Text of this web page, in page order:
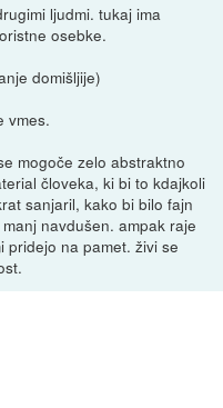
ljudmi. tukaj ima
osebke.
domišljije)
vmes.
mogoče zelo abstraktno
človeka, ki bi to kdajkoli
sanjaril, kako bi bilo fajn
navdušen. ampak raje
pridejo na pamet. živi se